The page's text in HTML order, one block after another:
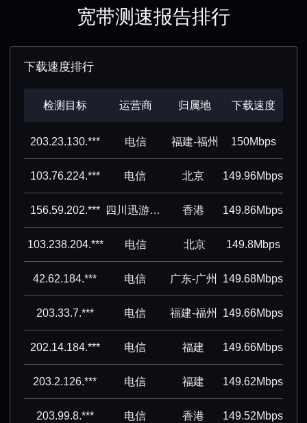
宽带测速报告排行
下载速度排行
检测目标 运营商 归属地 下载速度
203.23.130.*** 电信 福建-福州 150Mbps
103.76.224.*** 电信 北京 149.96Mbps
156.59.202.*** 四川迅游网络科技股份有限公司 香港 149.86Mbps
103.238.204.*** 电信 北京 149.8Mbps
42.62.184.*** 电信 广东-广州 149.68Mbps
203.33.7.*** 电信 福建-福州 149.66Mbps
202.14.184.*** 电信 福建 149.66Mbps
203.2.126.*** 电信 福建 149.62Mbps
203.99.8.*** 电信 香港 149.52Mbps